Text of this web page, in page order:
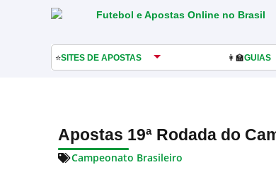
⭐SITES DE APOSTAS 👩‍🏫GUIAS
Apostas 19ª Rodada do
Campeonato Brasileiro